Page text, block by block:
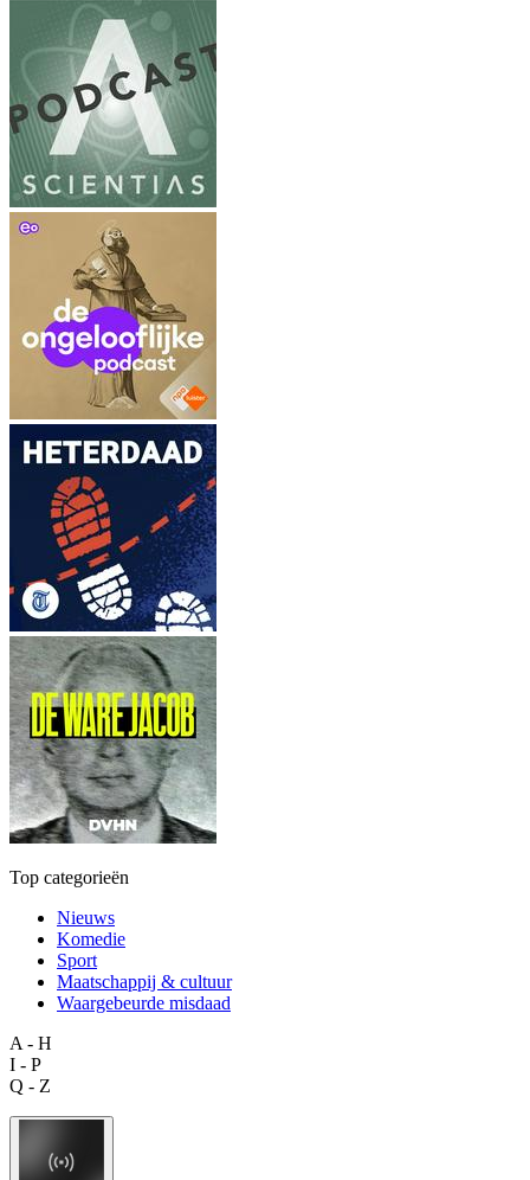
Top categorieën
Nieuws
Komedie
Sport
Maatschappij & cultuur
Waargebeurde misdaad
A - H
I - P
Q - Z